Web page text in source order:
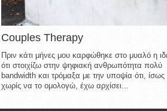
Couples Therapy
Πριν κάτι μήνες μου καρφώθηκε στο μυαλό η
ότι στοιχίζω στην ψηφιακή ανθρωπότητα πολύ
bandwidth και τρόμαξα με την υποψία ότι, ίσως
χωρίς να το ομολογώ, έχω αρχίσει...